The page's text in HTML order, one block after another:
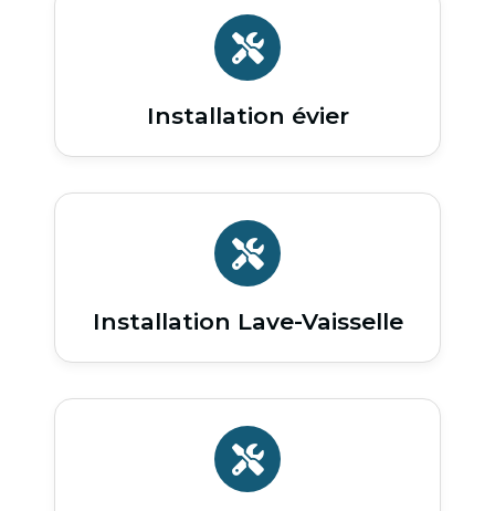
Installation évier
Installation Lave-Vaisselle